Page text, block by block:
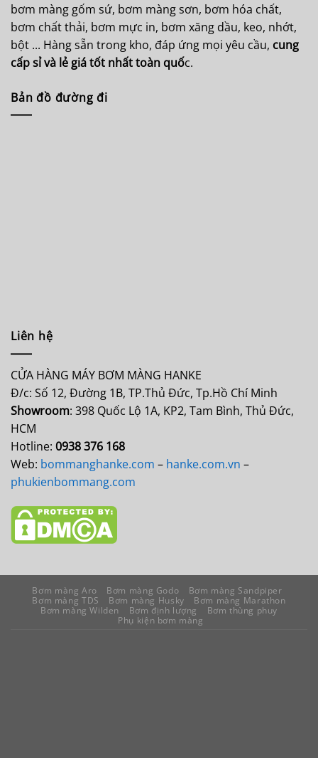
bơm màng gốm sứ, bơm màng sơn, bơm hóa chất,
bơm chất thải, bơm mực in, bơm xăng dầu, keo, nhớt,
bột ... Hàng sẵn trong kho, đáp ứng mọi yêu cầu, cung
cấp sỉ và lẻ giá tốt nhất toàn quốc.
Bản đồ đường đi
Liên hệ
CỬA HÀNG MÁY BƠM MÀNG HANKE
Đ/c: Số 12, Đường 1B, TP.Thủ Đức, Tp.Hồ Chí Minh
Showroom: 398 Quốc Lộ 1A, KP2, Tam Bình, Thủ Đức,
HCM
Hotline: 0938 376 168
Web: bommanghanke.com – hanke.com.vn –
phukienbommang.com
Bơm màng Aro Bơm màng Godo
Bơm màng Sandpiper
Bơm màng TDS
Bơm màng Husky
Bơm màng Marathon
Bơm màng Wilden
Bơm định lượng
Bơm thùng phuy
Phụ kiện bơm màng